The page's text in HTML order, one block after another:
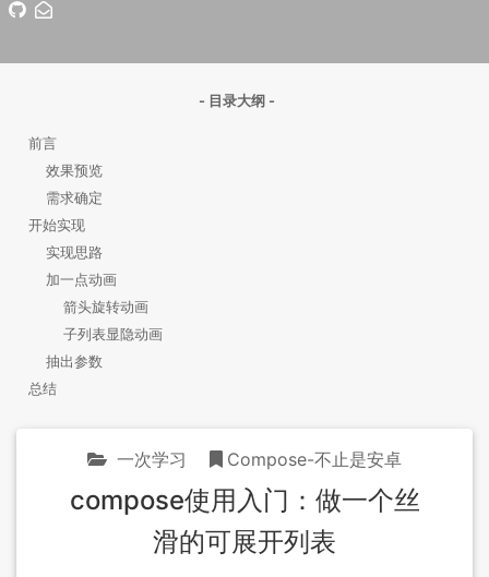
- 目录大纲 -
前言
效果预览
需求确定
开始实现
实现思路
加一点动画
箭头旋转动画
子列表显隐动画
抽出参数
总结
一次学习 Compose-不止是安卓
compose使用入门：做一个丝
滑的可展开列表